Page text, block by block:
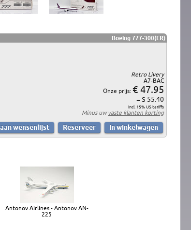
Boeing 777-300(ER)
Retro Livery
A7-BAC
Onze prijs: € 47.95
= $ 55.40
incl. 15% US tariffs
Minus uwvaste klanten korting
Antonov Airlines - Antonov AN-
225